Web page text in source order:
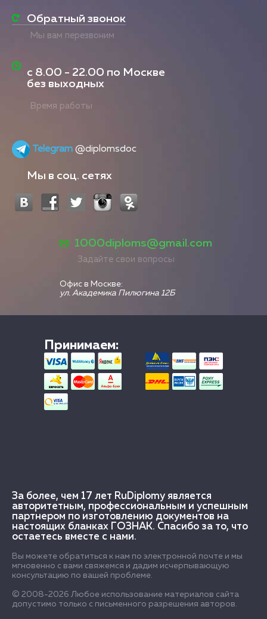
Обратный звонок
Мы вам перезвоним
с 8.00 - 22.00 по Москве
без выходных
Время работы
Telegram @diplomsdoc
Мы в соц. сетях
1000diploms@gmail.com
Задайте свои вопросы
Офис в Москве:
ул. Академика Пилюгина 12Б
Принимаем:
За более, чем 17 лет RuDiplomy является
авторитетным, профессиональным и успешным
партнером по изготовлению документов на
настоящих бланках ГОЗНАК. Спасибо за то, что
остаетесь вместе с нами.
Вы можете обратиться к нам по электронной почте и мы
мгновенно с вами свяжемся и дадим исчерпывающую
консультацию по вашей проблеме.
© 2008-2026 Любое использование материалов сайта
допустимо только с письменного разрешения авторов.